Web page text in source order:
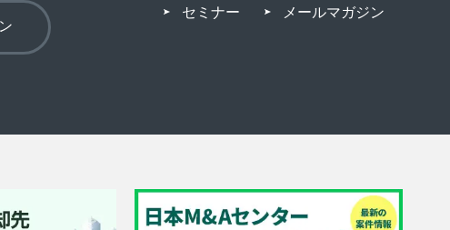
セミナー メールマガジン